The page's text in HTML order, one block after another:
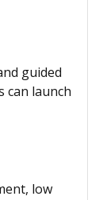
guided
can launch
low